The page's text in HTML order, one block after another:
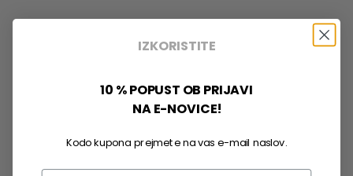
IZKORISTITE
10 % POPUST OB PRIJAVI
NA E-NOVICE!
Kodo kupona prejmete na vas e-mail naslov.